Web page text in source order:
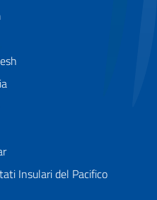
Insulari del Pacifico